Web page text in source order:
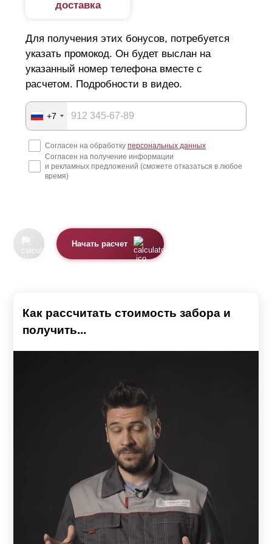
доставка
Для получения этих бонусов, потребуется
указать промокод. Он будет выслан на
указанный номер телефона вместе с
расчетом. Подробности в видео.
+7
Согласен на обработку персональных данных
Согласен на получение информации
и рекламных предложений (сможете отказаться в любое
время)
Начать расчет
Как рассчитать стоимость забора и
получить...